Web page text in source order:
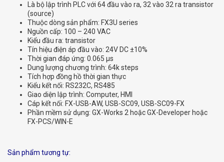
Là bộ lập trình PLC với 64 đầu vào ra, 32 vào 32 ra transistor
(source)
Thuộc dòng sản phẩm: FX3U series
Nguồn cấp: 100 – 240 VAC
Kiểu đầu ra: transistor
Tín hiệu điện áp đầu vào: 24V DC ±10%
Thời gian đáp ứng: 0.065 μs
Dung lượng chương trình: 64k steps
Tích hợp đồng hồ thời gian thực
Kiểu kết nối: RS232C, RS485
Giao diện lập trình: Computer, HMI
Cáp kết nối: FX-USB-AW, USB-SC09, USB-SC09-FX
Phần mềm sử dụng: GX-Works 2 hoặc GX-Developer hoặc
FX-PCS/WIN-E
Sản phẩm tương tự: